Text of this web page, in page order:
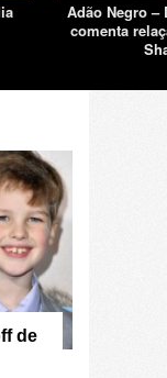
Adão Negro –
comenta
de